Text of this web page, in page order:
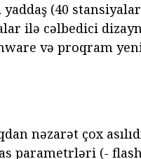
yaddaş (40
ilə cəlbedici
və proqram
nəzarət çox
parametrləri (-